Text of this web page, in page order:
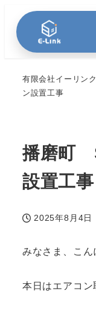
有限会社イーリンク
ン設置工事
播磨町
設置工事
投稿日
2025年8月4日
みなさま、こん
本日はエアコン